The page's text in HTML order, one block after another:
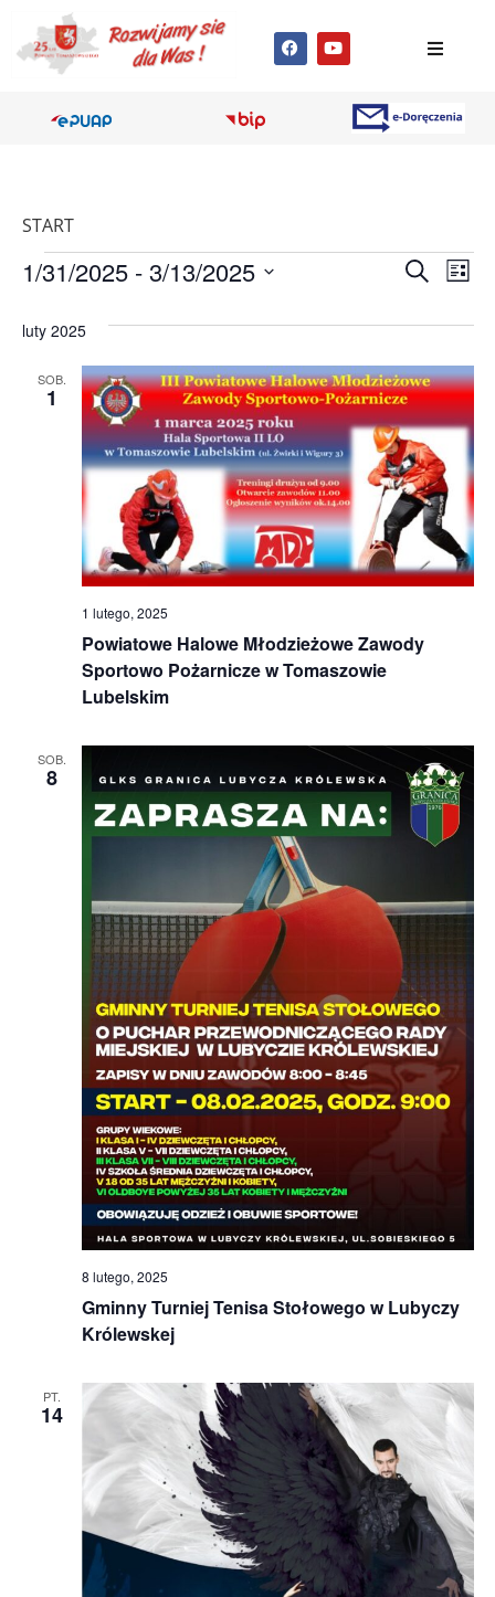
START
po
i
SzukajLista
1/31/2025 - 3/13/2025
luty 2025
SOB.
1
Powiatowe Halowe Młodzieżowe Zawody
Sportowo Pożarnicze w Tomaszowie
Lubelskim
1 lutego, 2025
SOB.
8
Gminny Turniej Tenisa Stołowego w Lubyczy
Królewskej
8 lutego, 2025
PT.
14